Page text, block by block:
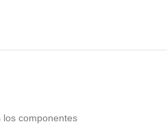
los componentes